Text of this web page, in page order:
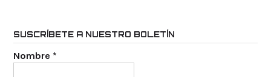
SUSCRÍBETE A NUESTRO BOLETÍN
Nombre *